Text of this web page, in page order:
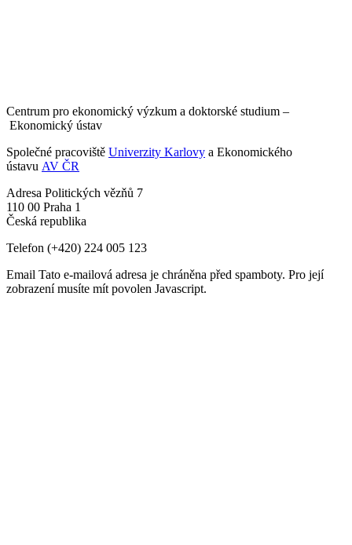
Centrum pro ekonomický výzkum a doktorské studium –
Ekonomický ústav
Společné pracoviště Univerzity Karlovy a Ekonomického
ústavu AV ČR
Adresa Politických vězňů 7
110 00 Praha 1
Česká republika
Telefon (+420) 224 005 123
Email Tato e-mailová adresa je chráněna před spamboty. Pro její
zobrazení musíte mít povolen Javascript.